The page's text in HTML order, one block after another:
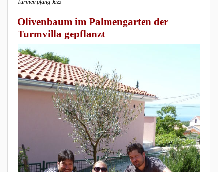
Turmempfang Jazz
Olivenbaum im Palmengarten der
Turmvilla gepflanzt